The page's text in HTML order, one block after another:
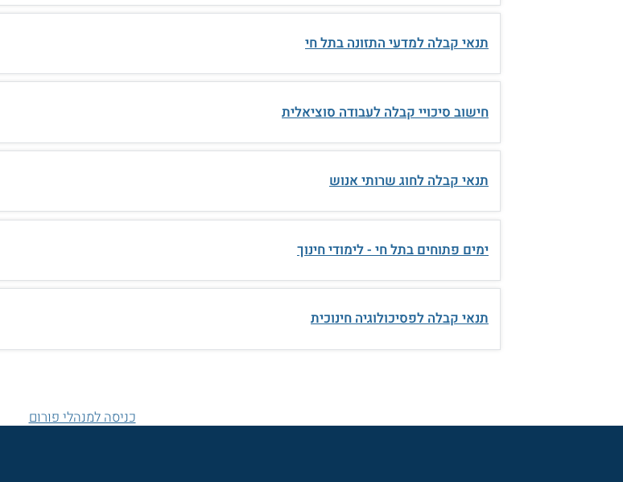
תנאי קבלה למדעי התזונה בתל חי
חישוב סיכויי קבלה לעבודה סוציאלית
תנאי קבלה לחוג שרותי אנוש
ימים פתוחים בתל חי - לימודי חינוך
תנאי קבלה לפסיכולוגיה חינוכית
כניסה למנהלי פורום